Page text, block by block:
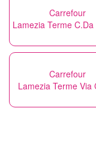
Carrefour
Lamezia Terme C.Da
Carrefour
Lamezia Terme Via